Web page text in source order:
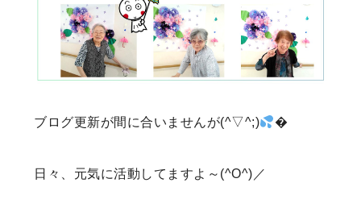
ブログ更新が間に合いませんが(^▽^;) �
日々、元気に活動してますよ～(^O^)／